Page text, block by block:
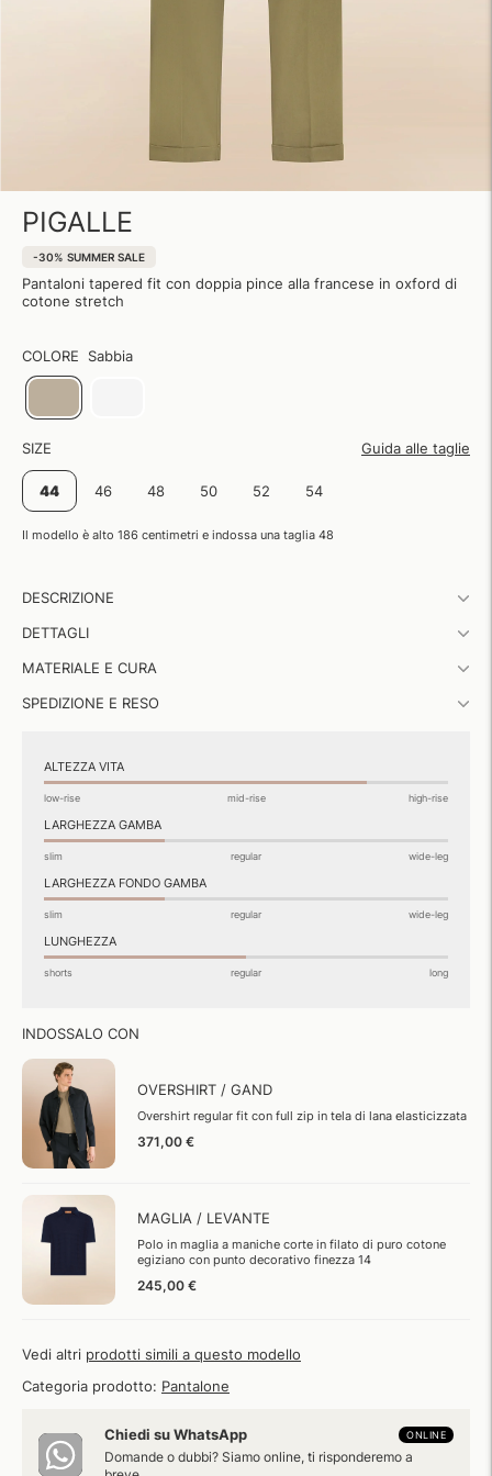
PIGALLE
-30% SUMMER SALE
Pantaloni tapered fit con doppia pince alla francese in oxford di
cotone stretch
COLORE Sabbia
SIZE Guida alle taglie
44 46 48 50 52 54
Il modello è alto 186 centimetri e indossa una taglia 48
un
al
DESCRIZIONE
DETTAGLI
MATERIALE E CURA
SPEDIZIONE E RESO
ALTEZZA VITA
low-rise mid-rise high-rise
LARGHEZZA GAMBA
slim regular wide-leg
LARGHEZZA FONDO GAMBA
slim regular wide-leg
LUNGHEZZA
shorts regular long
INDOSSALO CON
OVERSHIRT / GAND
Overshirt regular fit con full zip in tela di lana elasticizzata
371,00 €
MAGLIA / LEVANTE
Polo in maglia a maniche corte in filato di puro cotone
egiziano con punto decorativo finezza 14
245,00 €
Vedi altri prodotti simili a questo modello
Categoria prodotto: Pantalone
Chiedi su WhatsApp ONLINE
Domande o dubbi? Siamo online, ti risponderemo a